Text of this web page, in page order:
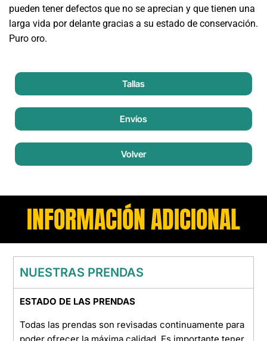
pueden tener defectos que no se aprecian y que tienen una
larga vida por delante gracias a su estado de conservación.
Puro oro.
Tallas
Envíos
Volver
INFORMACIÓN ADICIONAL
NUESTRAS PRENDAS
ESTADO DE LAS PRENDAS
Todas las prendas son revisadas continuamente para